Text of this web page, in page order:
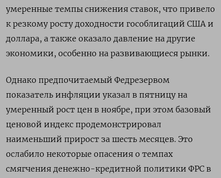
умеренные темпы снижения ставок, что привело
к резкому росту доходности гособлигаций США и
доллара, а также оказало давление на другие
экономики, особенно на развивающиеся рынки.
Однако предпочитаемый Федрезервом
показатель инфляции указал в пятницу на
умеренный рост цен в ноябре, при этом базовый
ценовой индекс продемонстрировал
наименьший прирост за шесть месяцев. Это
ослабило некоторые опасения о темпах
смягчения денежно-кредитной политики ФРС в